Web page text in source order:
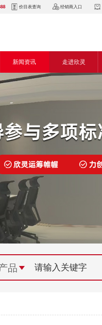
价目表查询 经销商入口
新闻资讯
新闻动态
电气百科
常见问答
走进欣灵
企业风采
专利证书
荣誉资质
组织机构
联系欣灵